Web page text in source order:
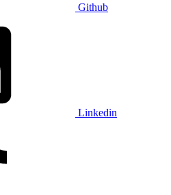
Github
Linkedin